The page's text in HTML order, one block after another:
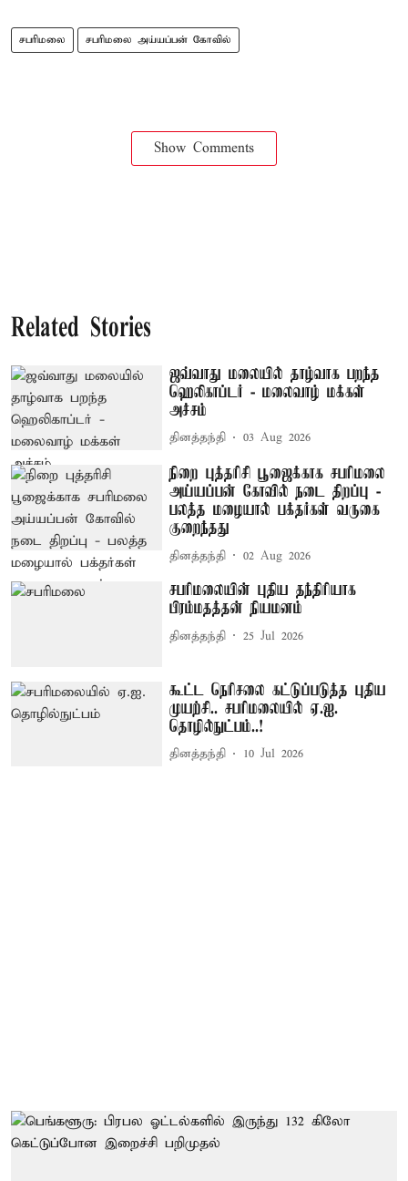
சபரிமலை சபரிமலை அய்யப்பன் கோவில்
Show Comments
Related Stories
ஜவ்வாது மலையில் தாழ்வாக பறந்த
ஹெலிகாப்டர் - மலைவாழ் மக்கள்
அச்சம்
தினத்தந்தி 03 Aug 2026
நிறை புத்தரிசி பூஜைக்காக சபரிமலை
அய்யப்பன் கோவில் நடை திறப்பு -
பலத்த மழையால் பக்தர்கள் வருகை
குறைந்தது
தினத்தந்தி 02 Aug 2026
சபரிமலையின் புதிய தந்திரியாக
பிரம்மதத்தன் நியமனம்
தினத்தந்தி 25 Jul 2026
கூட்ட நெரிசலை கட்டுப்படுத்த புதிய
முயற்சி.. சபரிமலையில் ஏ.ஐ.
தொழில்நுட்பம்..!
தினத்தந்தி 10 Jul 2026